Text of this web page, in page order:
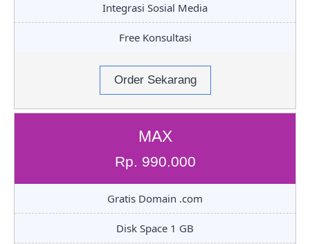
Integrasi Sosial Media
Free Konsultasi
Order Sekarang
MAX
Rp. 990.000
Gratis Domain .com
Disk Space 1 GB